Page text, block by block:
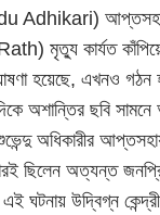
Adhikari)
মৃত্যু কার্যত কাঁপিয়ে
হয়েছে, এখনও
অশান্তির ছবি
অধিকারীর
ছিলেন অত্যন্ত
ঘটনায় উদ্বিগ্ন